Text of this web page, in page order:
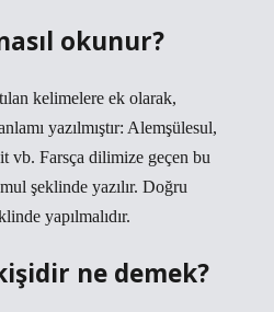
okunur?
kelimelere ek olarak,
yazılmıştır: Alemşülesul,
vb. Farsça dilimize geçen bu
şeklinde yazılır. Doğru
yapılmalıdır.
ne demek?